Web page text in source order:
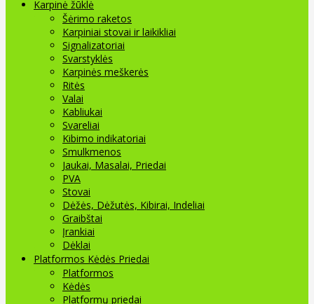
Karpinė žūklė
Šėrimo raketos
Karpiniai stovai ir laikikliai
Signalizatoriai
Svarstyklės
Karpinės meškerės
Ritės
Valai
Kabliukai
Svareliai
Kibimo indikatoriai
Smulkmenos
Jaukai, Masalai, Priedai
PVA
Stovai
Dėžės, Dėžutės, Kibirai, Indeliai
Graibštai
Įrankiai
Dėklai
Platformos Kėdės Priedai
Platformos
Kėdės
Platformų priedai